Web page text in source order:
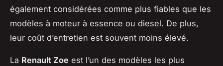
également considérées comme plus fiables que les
modèles à moteur à essence ou diesel. De plus,
leur coût d’entretien est souvent moins élevé.
La Renault Zoe est l’un des modèles les plus